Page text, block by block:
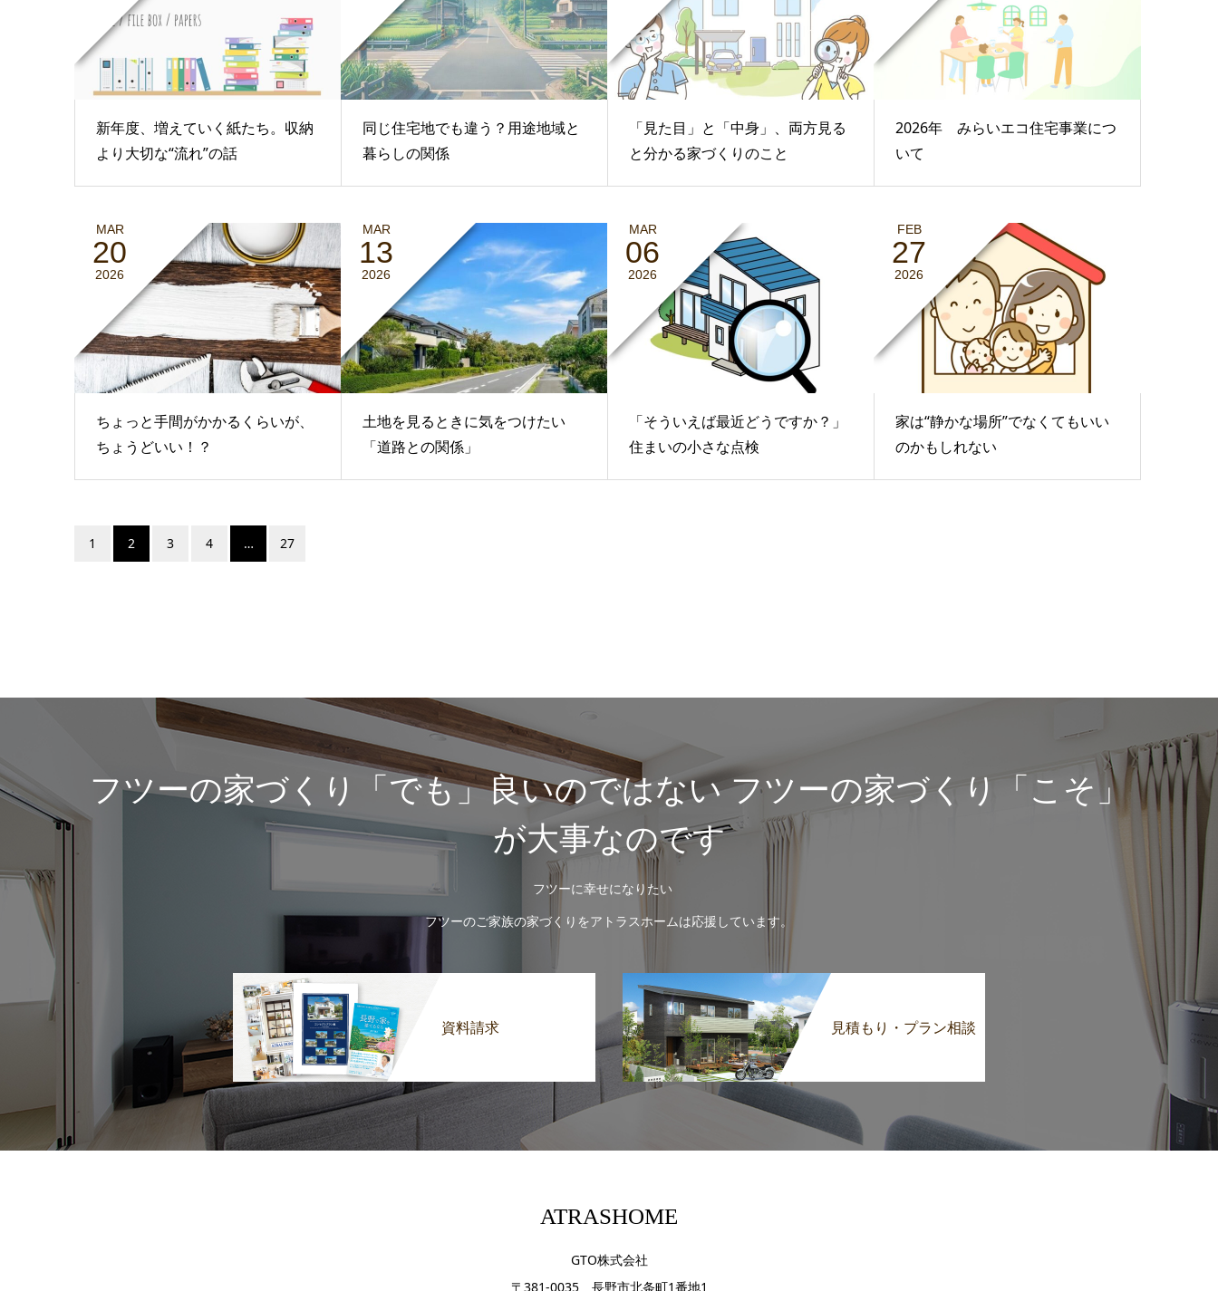
新年度、増えていく紙たち。収納
より大切な“流れ”の話
同じ住宅地でも違う？用途地域と
暮らしの関係
「見た目」と「中身」、両方見る
と分かる家づくりのこと
2026年 みらいエコ住宅事業につ
いて
MAR
20
2026
ちょっと手間がかかるくらいが、
ちょうどいい！？
MAR
13
2026
土地を見るときに気をつけたい
「道路との関係」
MAR
06
2026
「そういえば最近どうですか？」
住まいの小さな点検
FEB
27
2026
家は“静かな場所”でなくてもいい
のかもしれない
1 2 3 4 … 27
フツーの家づくり「でも」良いのではない フツーの家づくり「こそ」
が大事なのです
フツーに幸せになりたい
フツーのご家族の家づくりをアトラスホームは応援しています。
資料請求 見積もり・プラン相談
ATRASHOME
GTO株式会社
〒381-0035 長野市北条町1番地1